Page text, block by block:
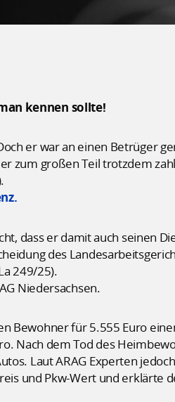
kennen sollte!
er war an einen Betrüger
zum großen Teil trotzdem
dass er damit auch seinen
des
249/25).
Niedersachsen.
Bewohner für 5.555 Euro
Nach dem Tod des
Laut ARAG Experten
und Pkw-Wert und erklärte